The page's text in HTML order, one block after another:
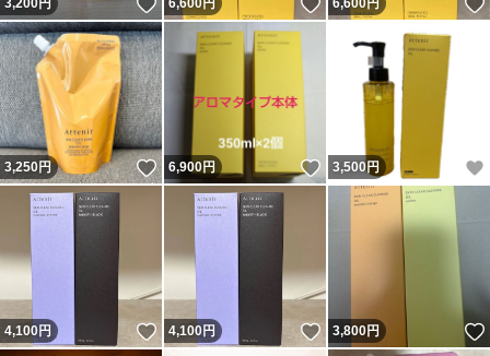
3,200円 いいね！
6,600円 いいね！
6,600円
3,250円 いいね！
6,900円 いいね！
3,500円
4,100円 いいね！
4,100円 いいね！
3,800円